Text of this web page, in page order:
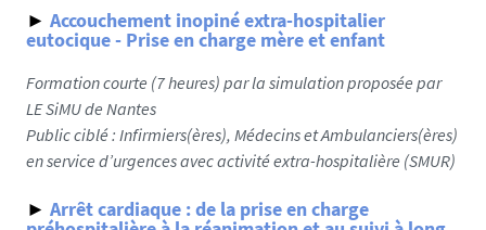
► Accouchement inopiné extra-hospitalier
eutocique - Prise en charge mère et enfant
Formation courte (7 heures) par la simulation proposée par
LE SiMU de Nantes
Public ciblé : Infirmiers(ères), Médecins et Ambulanciers(ères)
en service d’urgences avec activité extra-hospitalière (SMUR)
► Arrêt cardiaque : de la prise en charge